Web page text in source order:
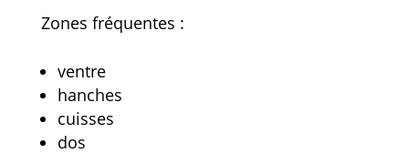
Zones fréquentes :
ventre
hanches
cuisses
dos